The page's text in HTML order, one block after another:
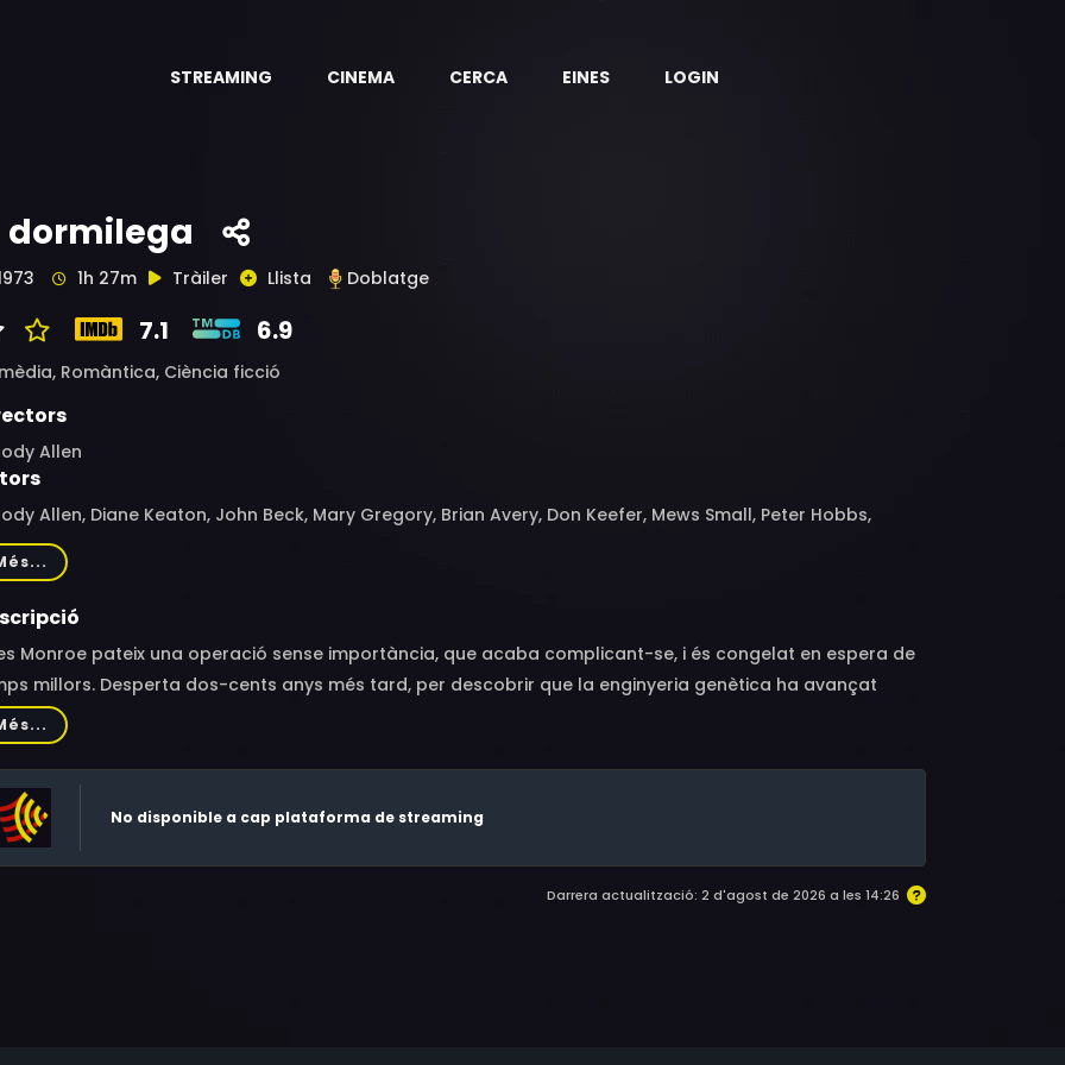
STREAMING CINEMA CERCA EINES LOGIN
dormilega
1h 27m Tràiler Llista Doblatge
7.1 6.9
Romàntica, Ciència ficció
Allen
Allen, Diane Keaton, John Beck, Mary Gregory, Brian Avery, Don Keefer, Mews Small, Peter Hobbs,
Milligan, John McLiam, Bartlett Robinson, Chris Forbes, Susan Miller, Lou Picetti, Jessica Rains, Stanley
Douglas Rain, John Cannon
Monroe pateix una operació sense importància, que acaba complicant-se, i és congelat en espera de
millors. Desperta dos-cents anys més tard, per descobrir que la enginyeria genètica ha avançat
que el món està governat per un tirà i que la major part de les dones són frígides.
No disponible a cap plataforma de streaming
Darrera actualització: 2 d'agost de 2026 a les 14:26